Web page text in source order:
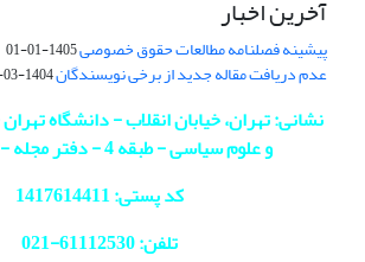
آخرین اخبار
پیشینه فصلنامه مطالعات حقوق خصوصی1405-01-01
عدم دریافت مقاله جدید از برخی نویسندگان1404-03-20
نشانی: تهران، خیابان انقلاب - دانشگاه
و علوم سیاسی - طبقه 4 - دفتر مجله - اتاق 413
کد پستی: 1417614411
تلفن: 61112530-
021